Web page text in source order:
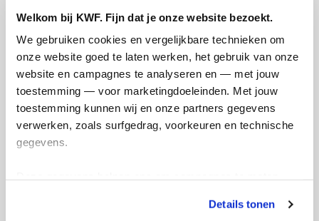
Welkom bij KWF. Fijn dat je onze website bezoekt.
We gebruiken cookies en vergelijkbare technieken om
onze website goed te laten werken, het gebruik van onze
website en campagnes te analyseren en — met jouw
toestemming — voor marketingdoeleinden. Met jouw
toestemming kunnen wij en onze partners gegevens
verwerken, zoals surfgedrag, voorkeuren en technische
gegevens.
tonen. Je kunt je toestemming op elk moment wijzigen of
Details tonen